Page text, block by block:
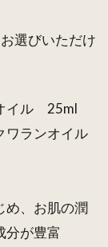
選びいただけ
イル 25ml
ワランオイル
め、お肌の潤
分が豊富